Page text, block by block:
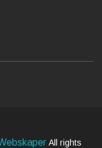
All rights